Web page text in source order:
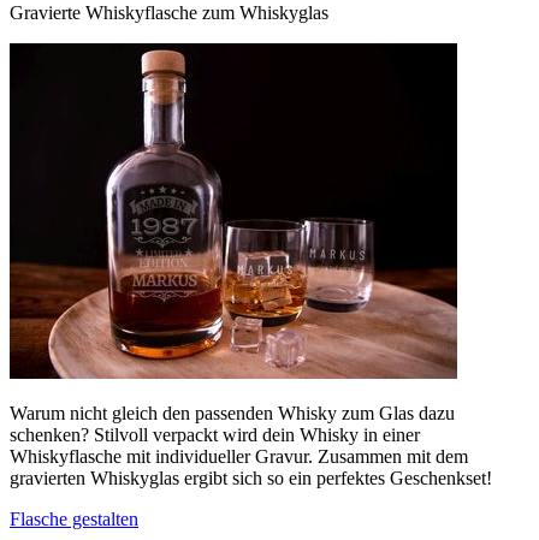
Gravierte Whiskyflasche zum Whiskyglas
Warum nicht gleich den passenden Whisky zum Glas dazu
schenken? Stilvoll verpackt wird dein Whisky in einer
Whiskyflasche mit individueller Gravur. Zusammen mit dem
gravierten Whiskyglas ergibt sich so ein perfektes Geschenkset!
Flasche gestalten